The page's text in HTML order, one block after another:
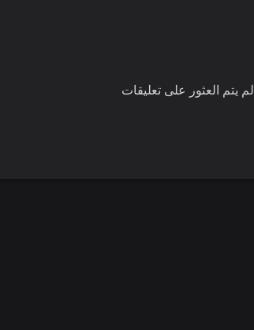
لم يتم العثور على تعليقات